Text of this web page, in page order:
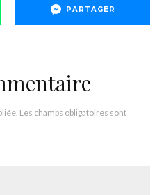
PARTAGER
Les champs obligatoires sont